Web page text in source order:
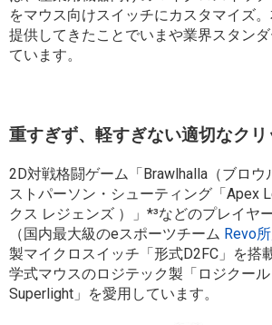
をマウス向けスイッチにカスタマイズ
提供してきたことでいまや業界スタン
ています。
重すぎず、軽すぎない適切なク
2D対戦格闘ゲーム「Brawlhalla（ブロウ
ストパーソン・シューティング「Apex
クス レジェンズ ）」*³などのプレイヤ
（国内最大級のeスポーツチーム Revo
製マイクロスイッチ「 形式D2FC」を搭
学式マウスのロジテック製「ロジクール
Superlight」を愛用しています。